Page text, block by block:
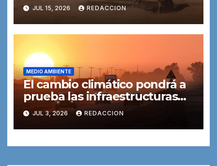
salud y el medio ambiente
JUL 15, 2026 REDACCION
MEDIO AMBIENTE
El cambio climático pondrá a
prueba las infraestructuras
de transporte
JUL 3, 2026 REDACCION